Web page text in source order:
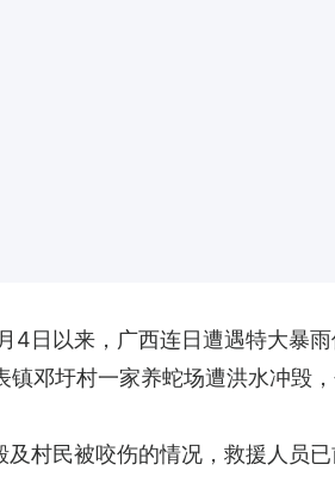
4日以来，广西连日遭遇特大暴
邓圩村一家养蛇场遭洪水冲毁
村民被咬伤的情况，救援人员已